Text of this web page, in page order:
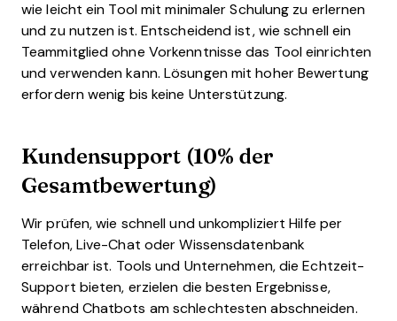
wie leicht ein Tool mit minimaler Schulung zu erlernen
und zu nutzen ist. Entscheidend ist, wie schnell ein
Teammitglied ohne Vorkenntnisse das Tool einrichten
und verwenden kann. Lösungen mit hoher Bewertung
erfordern wenig bis keine Unterstützung.
Kundensupport (10% der
Gesamtbewertung)
Wir prüfen, wie schnell und unkompliziert Hilfe per
Telefon, Live-Chat oder Wissensdatenbank
erreichbar ist. Tools und Unternehmen, die Echtzeit-
Support bieten, erzielen die besten Ergebnisse,
während Chatbots am schlechtesten abschneiden.